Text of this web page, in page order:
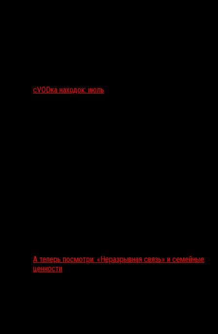
сVODка находок: июль
А теперь посмотри: «Неразрывная связь» и семейные
ценности